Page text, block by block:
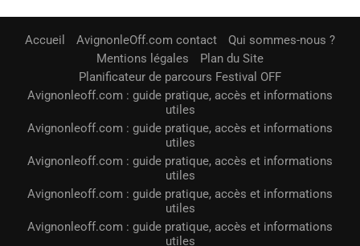
Accueil AvignonleOff.com contact
Qui sommes-nous ?
Mentions légales
Plan du Site
Planificateur de parcours Festival OFF
Avignonleoff.com : guide pratique, accès et informations
utiles
Avignonleoff.com : guide pratique, accès et informations
utiles
Avignonleoff.com : guide pratique, accès et informations
utiles
Avignonleoff.com : guide pratique, accès et informations
utiles
Avignonleoff.com : guide pratique, accès et informations
utiles